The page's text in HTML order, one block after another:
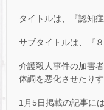
タイトルは、『認知
サブタイトルは、『
介護殺人事件の加害
体調を悪化させたり
1月5日掲載の記事に